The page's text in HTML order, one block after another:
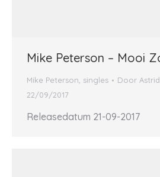
Mike Peterson – Mooi
Mike Peterson singles Door
22/09/2017
Releasedatum 21-09-2017